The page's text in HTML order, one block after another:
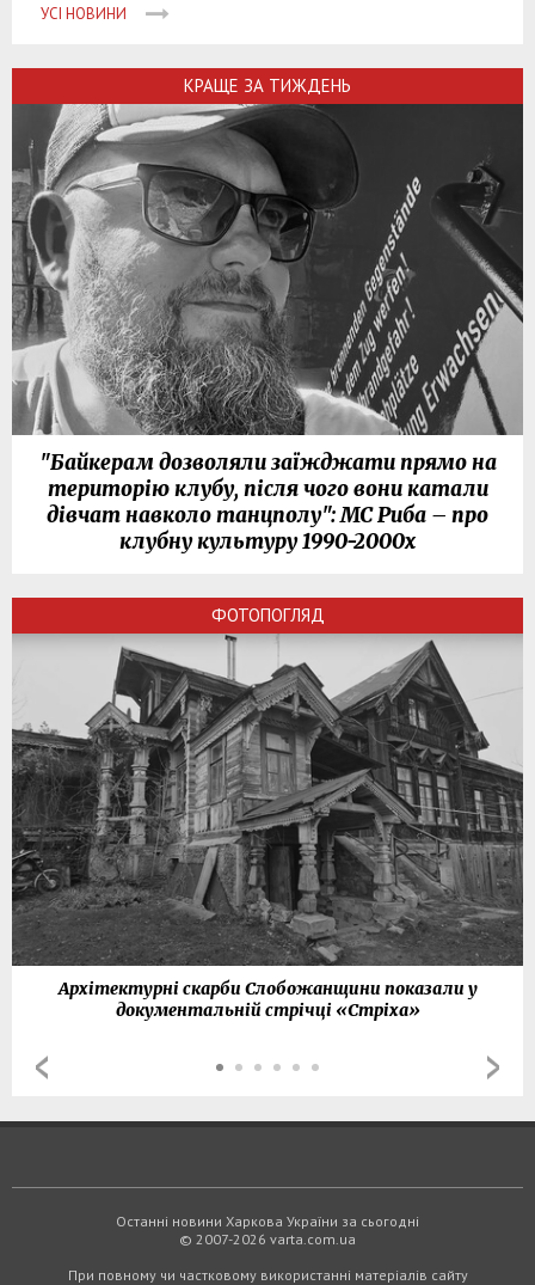
УСІ НОВИНИ
КРАЩЕ ЗА ТИЖДЕНЬ
"Байкерам дозволяли заїжджати прямо на
територію клубу, після чого вони катали
дівчат навколо танцполу": МС Риба – про
клубну культуру 1990-2000х
ФОТОПОГЛЯД
Архітектурні скарби Слобожанщини показали у
документальній стрічці «Стріха»
Останні новини Харкова України за сьогодні
© 2007-2026 varta.com.ua
При повному чи частковому використанні матеріалів сайту